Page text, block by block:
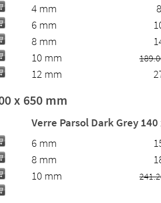
4 mm
6 mm
8 mm
10 mm
12 mm
x 650 mm
Verre Parsol Dark Grey 140
6 mm
8 mm
10 mm